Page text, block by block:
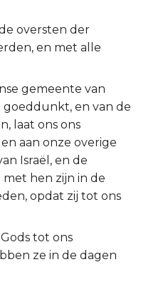
oversten der
en met alle
gemeente van
goeddunkt, en van de
laat ons ons
aan onze overige
Israël, en de
met hen zijn in de
opdat zij tot ons
tot ons
ze in de dagen